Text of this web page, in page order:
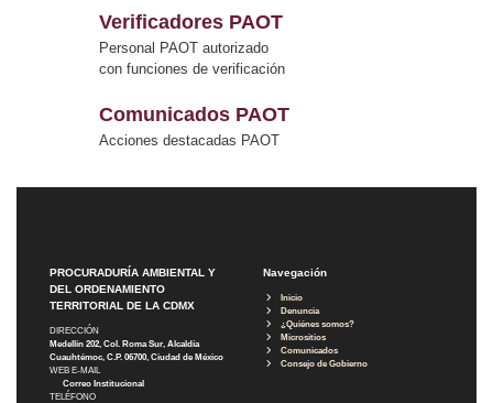
Verificadores PAOT
Personal PAOT autorizado
con funciones de verificación
Comunicados PAOT
Acciones destacadas PAOT
PROCURADURÍA AMBIENTAL Y
DEL ORDENAMIENTO
TERRITORIAL DE LA CDMX
DIRECCIÓN
Medellín 202, Col. Roma Sur, Alcaldía
Cuauhtémoc, C.P. 06700, Ciudad de México
WEB E-MAIL
Correo Institucional
TELÉFONO
Navegación
Inicio
Denuncia
¿Quiénes somos?
Micrositios
Comunicados
Consejo de Gobierno